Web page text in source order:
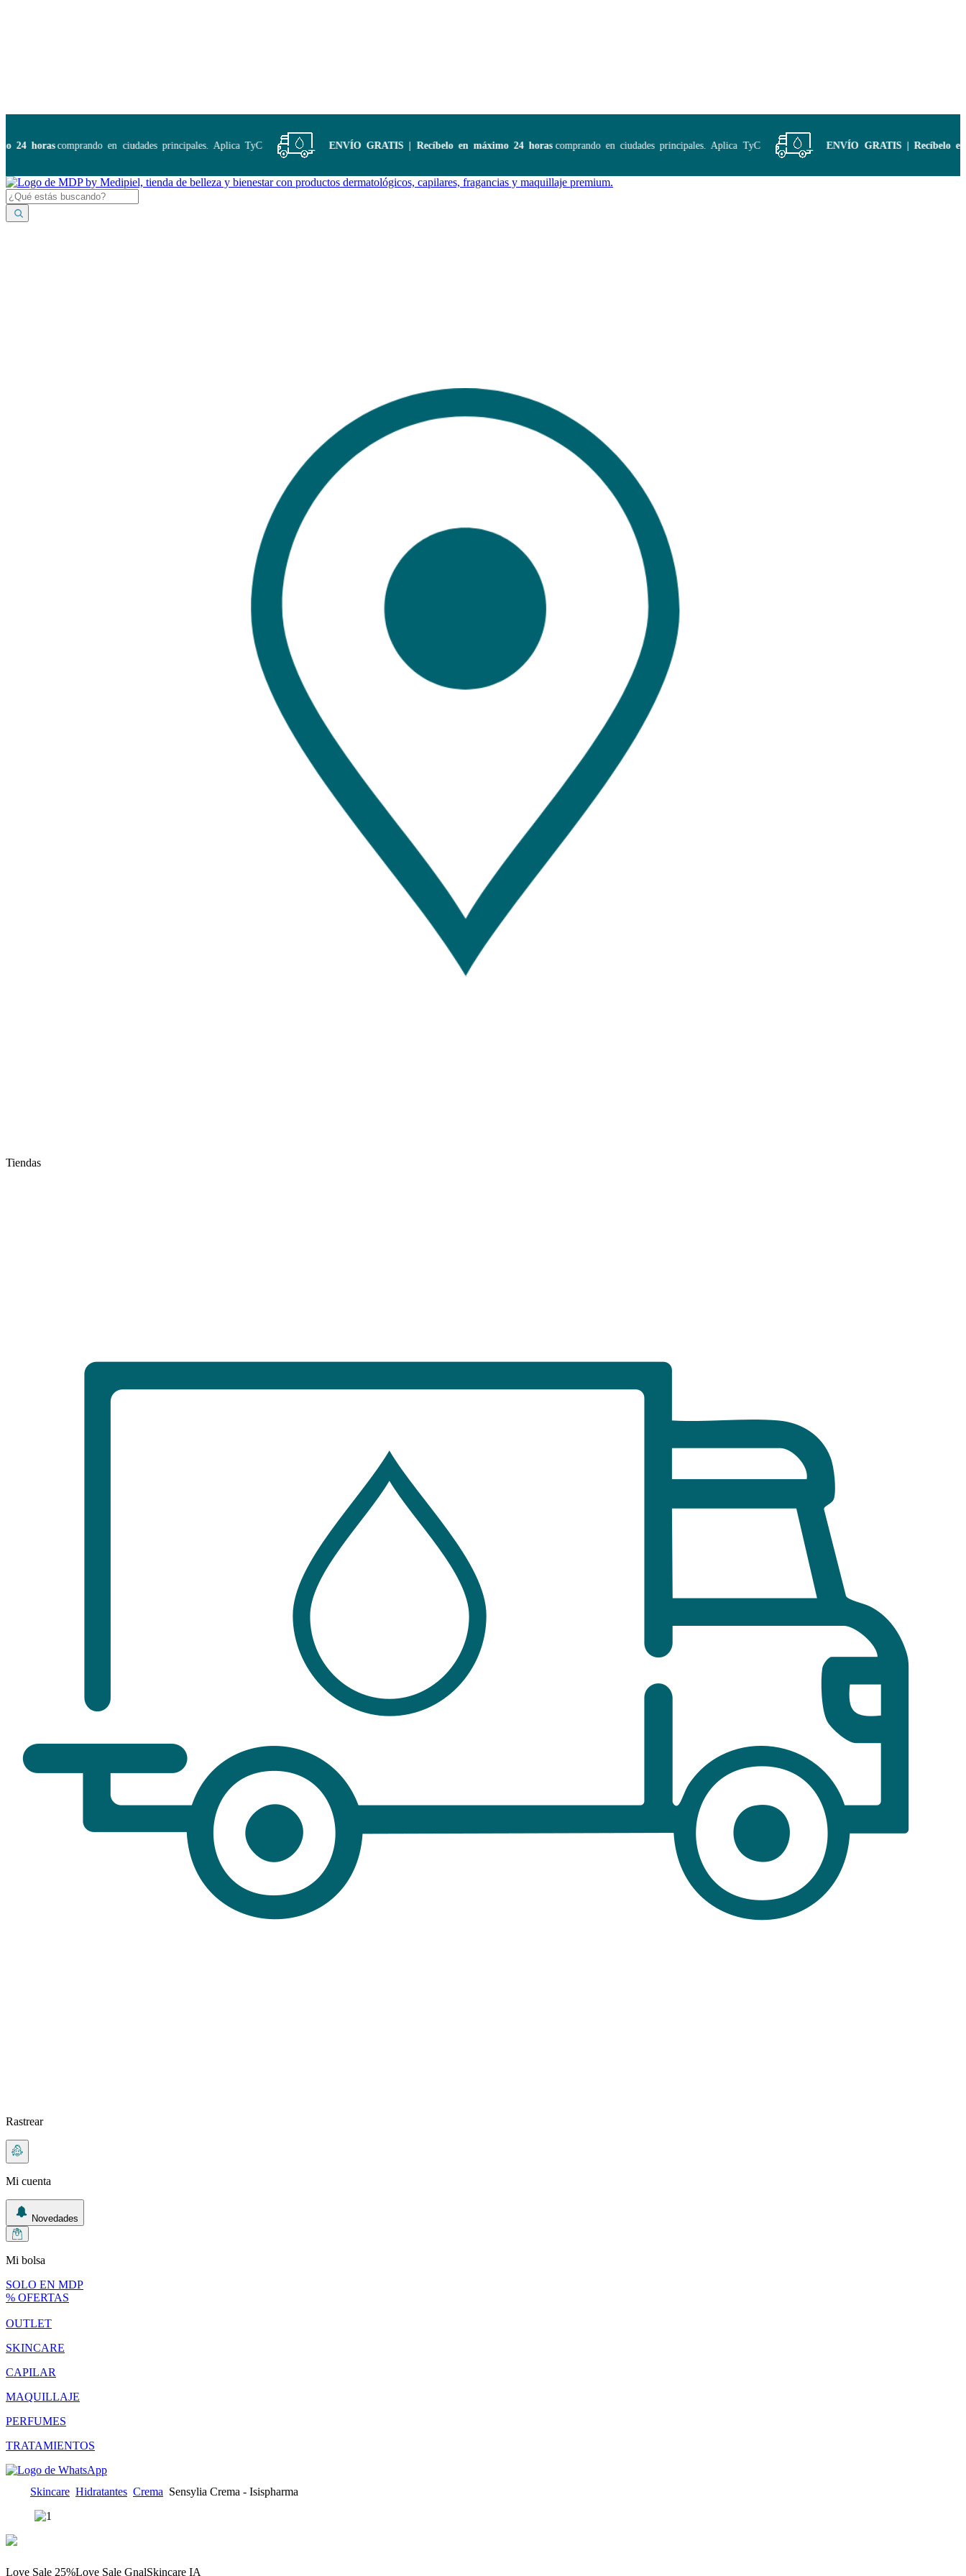
horascomprando en ciudades principales. Aplica TyC ENVÍO GRATIS | Recíbelo en máximo 24 horascomprando en ciudades principales. Aplica TyC ENVÍO GRATIS | Recíbelo en
Tiendas
Rastrear
Mi cuenta
Novedades
Mi bolsa
SOLO EN MDP
% OFERTAS
OUTLET
SKINCARE
CAPILAR
MAQUILLAJE
PERFUMES
TRATAMIENTOS
Skincare Hidratantes Crema Sensylia Crema - Isispharma
Love Sale 25%Love Sale GnalSkincare IA